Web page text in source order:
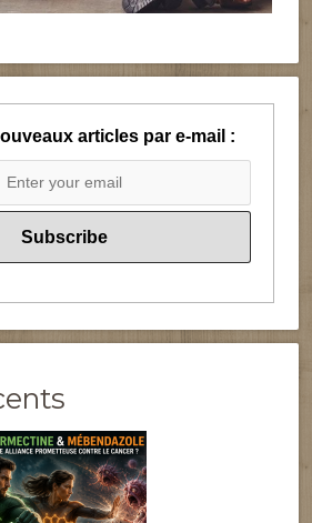
articles par e-mail :